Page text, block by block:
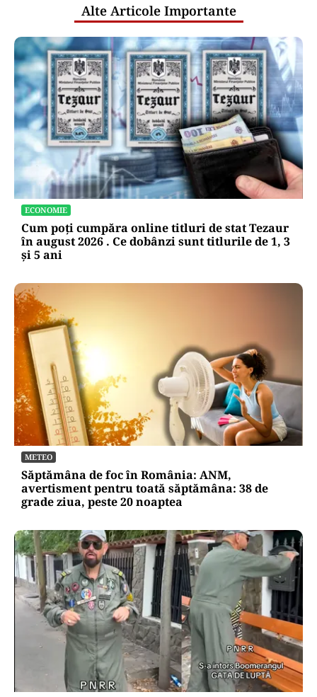
Alte Articole Importante
ECONOMIE
Cum poți cumpăra online titluri de stat Tezaur
în august 2026 . Ce dobânzi sunt titlurile de 1, 3
și 5 ani
METEO
Săptămâna de foc în România: ANM,
avertisment pentru toată săptămâna: 38 de
grade ziua, peste 20 noaptea